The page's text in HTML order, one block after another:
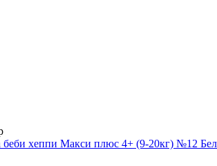
беби хеппи Макси плюс 4+ (9-20кг) №12